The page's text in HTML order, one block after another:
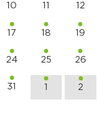
10 11 12
17 18 19
24 25 26
31 1 2